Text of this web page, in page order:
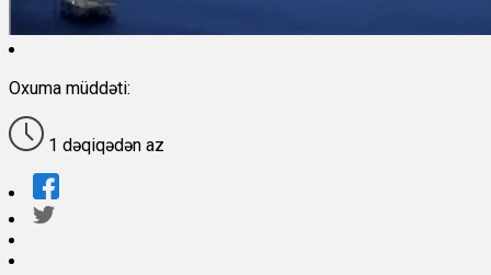
Oxuma müddəti:
1 dəqiqədən az